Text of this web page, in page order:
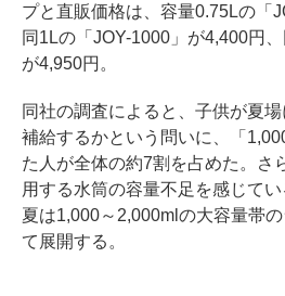
プと直販価格は、容量0.75Lの「
同1Lの「JOY-1000」が4,400円、
が4,950円。
同社の調査によると、子供が夏
補給するかという問いに、「
た人が全体の約7割を占めた。さ
用する水筒の容量不足を感じて
夏は1,000～2,000mlの大容量帯
て展開する。